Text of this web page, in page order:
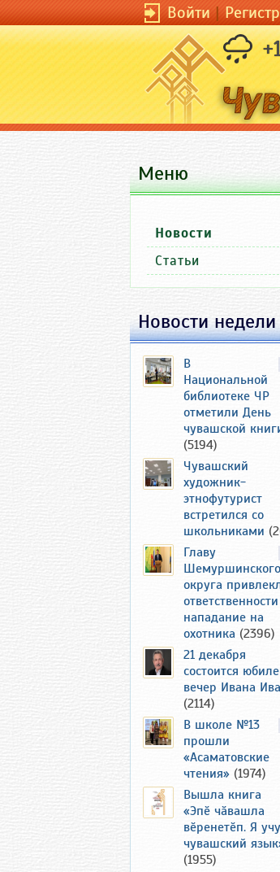
Войти|
Меню
Новости
Статьи
Новости недели
В
Национальной
библиотеке ЧР
отметили День
чувашской
(5194)
Чувашский
художник-
этнофутурист
встретился со
школьниками
Главу
Шемуршинского
округа
нападание на
охотника (2396)
21 декабря
состоится
вечер Ивана
(2114)
В школе №13
прошли
«Асаматовские
чтения» (1974)
Вышла книга
«Эпӗ чӑвашла
вӗренетӗп. Я учу
чувашский
(1955)